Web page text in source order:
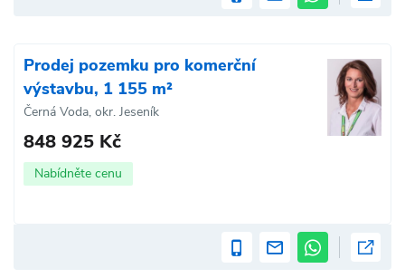
Prodej pozemku pro komerční
výstavbu, 1 155 m²
Černá Voda, okr. Jeseník
848 925 Kč
Nabídněte cenu